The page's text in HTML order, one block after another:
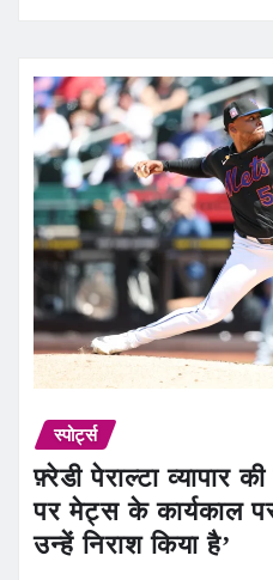
स्पोर्ट्स
फ़्रेडी पेराल्टा व्यापार
पर मेट्स के कार्यकाल
उन्हें निराश किया है’